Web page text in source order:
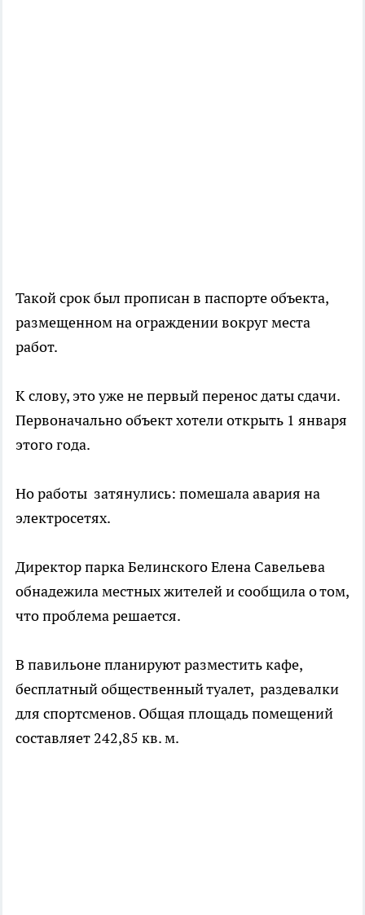
Такой срок был прописан в паспорте объекта,
размещенном на ограждении вокруг места
работ.
К слову, это уже не первый перенос даты сдачи.
Первоначально объект хотели открыть 1 января
этого года.
Но работы затянулись: помешала авария на
электросетях.
Директор парка Белинского Елена Савельева
обнадежила местных жителей и сообщила о том,
что проблема решается.
В павильоне планируют разместить кафе,
бесплатный общественный туалет, раздевалки
для спортсменов. Общая площадь помещений
составляет 242,85 кв. м.